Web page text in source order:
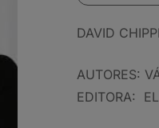
DAVID
AUTORES:
EDITORA: